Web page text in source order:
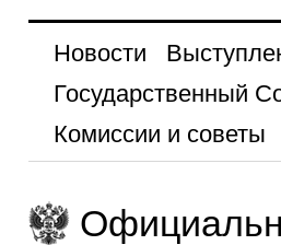
Новости
Государственный
Комиссии и советы